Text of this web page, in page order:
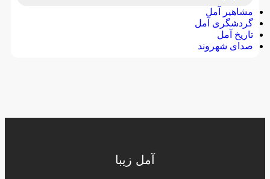
مشاهیر آمل
گردشگری آمل
تاریخ آمل
صدای شهروند
آمل زیبا